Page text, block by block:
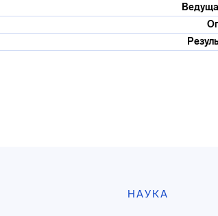
НАУКА